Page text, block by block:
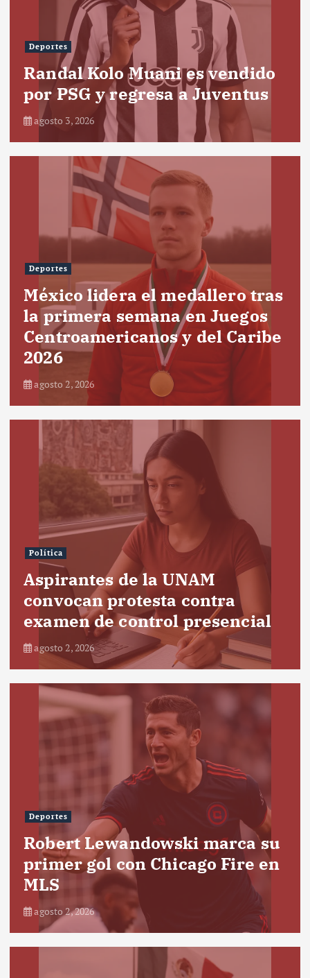
Deportes
Randal Kolo Muani es vendido
por PSG y regresa a Juventus
agosto 3, 2026
Deportes
México lidera el medallero tras
la primera semana en Juegos
Centroamericanos y del Caribe
2026
agosto 2, 2026
Política
Aspirantes de la UNAM
convocan protesta contra
examen de control presencial
agosto 2, 2026
Deportes
Robert Lewandowski marca su
primer gol con Chicago Fire en
MLS
agosto 2, 2026